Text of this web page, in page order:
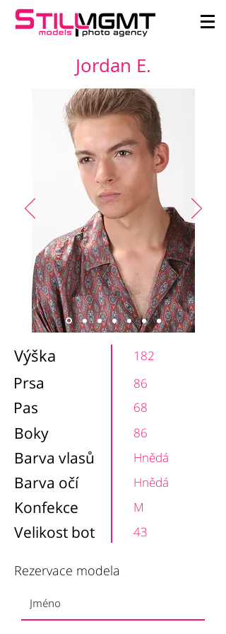
Jordan E.
Výška 182
Prsa 86
Pas 68
Boky 86
Barva vlasů Hnědá
Barva očí Hnědá
Konfekce M
Velikost bot 43
Rezervace modela